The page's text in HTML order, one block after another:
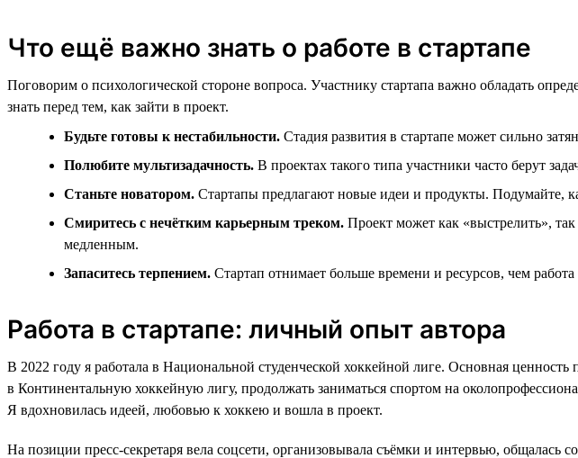
Что ещё важно знать о работе в стартапе
Поговорим о психологической стороне вопроса. Участнику стартапа важно обладать
знать перед тем, как зайти в проект.
Будьте готовы к нестабильности. Стадия развития в стартапе может сильно
Полюбите мультизадачность. В проектах такого типа участники часто берут
Станьте новатором. Стартапы предлагают новые идеи и продукты. Подумайте,
Смиритесь с нечётким карьерным треком. Проект может как «выстрелить»,
медленным.
Запаситесь терпением. Стартап отнимает больше времени и ресурсов, чем
Работа в стартапе: личный опыт автора
В 2022 году я работала в Национальной студенческой хоккейной лиге. Основная
в Континентальную хоккейную лигу, продолжать заниматься спортом на
Я вдохновилась идеей, любовью к хоккею и вошла в проект.
На позиции пресс-секретаря вела соцсети, организовывала съёмки и интервью,